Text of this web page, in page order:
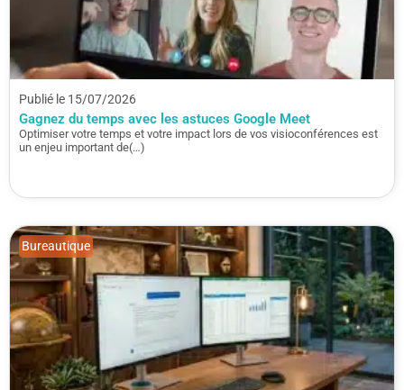
Publié le 15/07/2026
Gagnez du temps avec les astuces Google Meet
Optimiser votre temps et votre impact lors de vos visioconférences est
un enjeu important de(…)
Bureautique